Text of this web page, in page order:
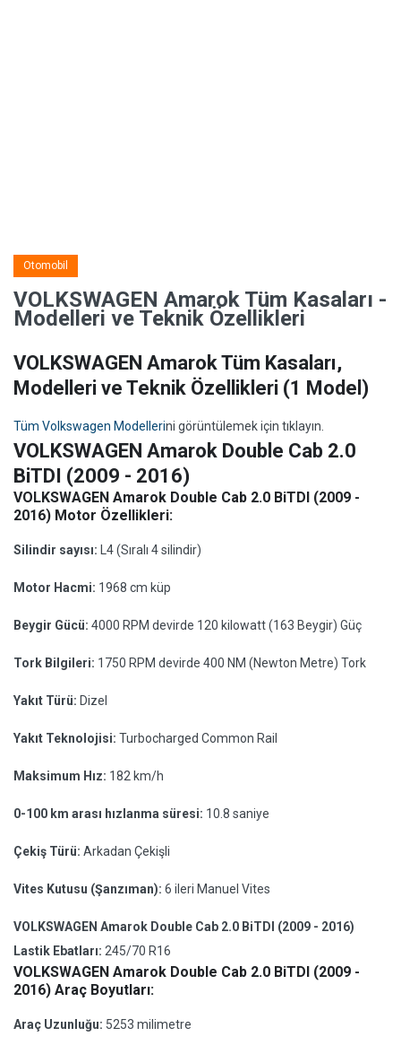
Otomobil
VOLKSWAGEN Amarok Tüm Kasaları -
Modelleri ve Teknik Özellikleri
VOLKSWAGEN Amarok Tüm Kasaları,
Modelleri ve Teknik Özellikleri (1 Model)
Tüm Volkswagen Modellerini görüntülemek için tıklayın.
VOLKSWAGEN Amarok Double Cab 2.0
BiTDI (2009 - 2016)
VOLKSWAGEN Amarok Double Cab 2.0 BiTDI (2009 -
2016) Motor Özellikleri:
Silindir sayısı: L4 (Sıralı 4 silindir)
Motor Hacmi: 1968 cm küp
Beygir Gücü: 4000 RPM devirde 120 kilowatt (163 Beygir) Güç
Tork Bilgileri: 1750 RPM devirde 400 NM (Newton Metre) Tork
Yakıt Türü: Dizel
Yakıt Teknolojisi: Turbocharged Common Rail
Maksimum Hız: 182 km/h
0-100 km arası hızlanma süresi: 10.8 saniye
Çekiş Türü: Arkadan Çekişli
Vites Kutusu (Şanzıman): 6 ileri Manuel Vites
VOLKSWAGEN Amarok Double Cab 2.0 BiTDI (2009 - 2016)
Lastik Ebatları: 245/70 R16
VOLKSWAGEN Amarok Double Cab 2.0 BiTDI (2009 -
2016) Araç Boyutları:
Araç Uzunluğu: 5253 milimetre